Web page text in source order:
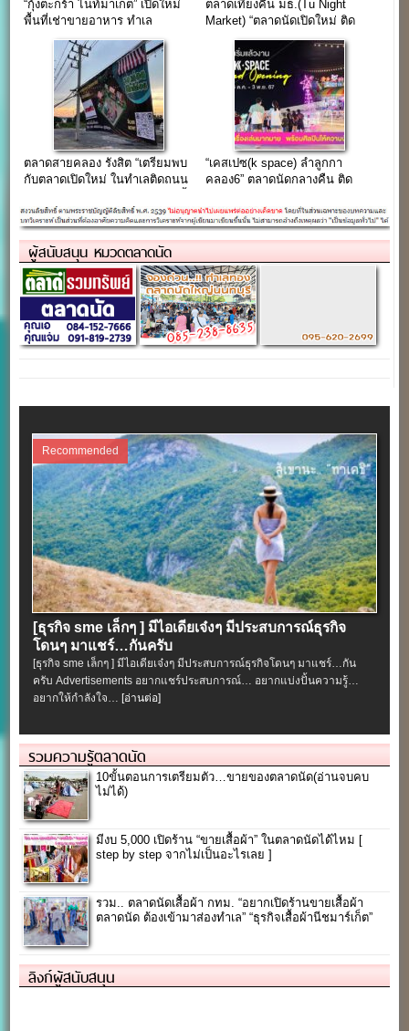
“กุ้งตะกร้า ไนท์มาเก็ต” เปิดใหม่
พื้นที่เช่าขายอาหาร ทำเล
ตลาดเที่ยงคืน มธ.(Tu Night
Market) “ตลาดนัดเปิดใหม่ ติด
หอพัก TUDIO ม.ธรรมศาสตร์
รังสิต”
ตลาดสายคลอง รังสิต “เตรียมพบ
กับตลาดเปิดใหม่ ในทำเลติดถนน
“เคสเปซ(k space) ลำลูกกา
คลอง6” ตลาดนัดกลางคืน ติด
ผู้สนับสนุน หมวดตลาดนัด
Recommended
[ธุรกิจ sme เล็กๆ ] มีไอเดียเจ๋งๆ มีประสบการณ์ธุรกิจ
โดนๆ มาแชร์…กันครับ
[ธุรกิจ sme เล็กๆ ] มีไอเดียเจ๋งๆ มีประสบการณ์ธุรกิจโดนๆ มาแชร์…กัน
ครับ Advertisements อยากแชร์ประสบการณ์… อยากแบ่งปั้นความรู้…
อยากให้กำลังใจ…[อ่านต่อ]
รวมความรู้ตลาดนัด
10ขั้นตอนการเตรียมตัว…ขายของตลาดนัด(อ่านจบคบ
ไม่ได้)
มีงบ 5,000 เปิดร้าน “ขายเสื้อผ้า” ในตลาดนัดได้ไหม [
step by step จากไม่เป็นอะไรเลย ]
รวม.. ตลาดนัดเสื้อผ้า กทม. “อยากเปิดร้านขายเสื้อผ้า
ตลาดนัด ต้องเข้ามาส่องทำเล” “ธุรกิจเสื้อผ้านีชมาร์เก็ต”
ลิงก์ผู้สนับสนุน